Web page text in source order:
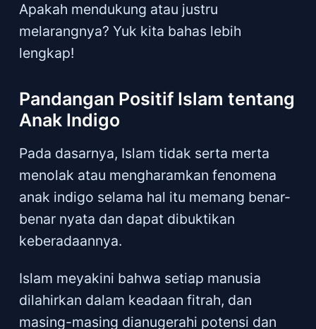
Apakah mendukung atau justru
melarangnya? Yuk kita bahas lebih
lengkap!
Pandangan Positif Islam tentang
Anak Indigo
Pada dasarnya, Islam tidak serta merta
menolak atau mengharamkan fenomena
anak indigo selama hal itu memang benar-
benar nyata dan dapat dibuktikan
keberadaannya.
Islam meyakini bahwa setiap manusia
dilahirkan dalam keadaan fitrah, dan
masing-masing dianugerahi potensi dan